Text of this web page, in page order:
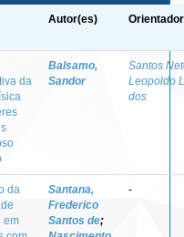
Autor(es)
da
Balsamo,
Sandor
Santos
Leopoldo
dos
da
em
Santana,
Frederico
Santos de;
-